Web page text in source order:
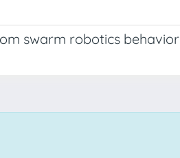
swarm robotics behavior